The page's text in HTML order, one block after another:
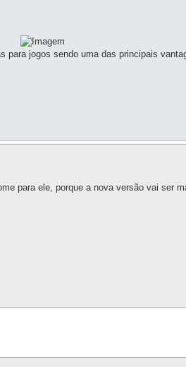
jogos sendo uma das principais
para ele, porque a nova versão vai ser